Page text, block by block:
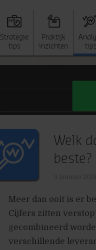
Strategie
tips
Praktijk
inzichten
tips
Welk
beste?
Meer dan ooit is er
Cijfers zitten
gecombineerd
verschillende